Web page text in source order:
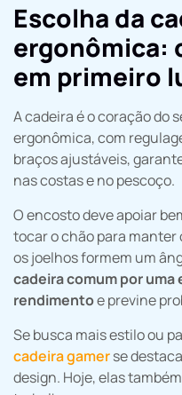
Escolha da
ergonômica:
em primeiro
A cadeira é o coração do
ergonômica, com
braços ajustáveis,
nas costas e no pescoço.
O encosto deve apoiar
tocar o chão para manter
os joelhos formem um
cadeira comum por
rendimentoe previne
Se busca mais estilo ou
cadeira gamerse
design. Hoje, elas